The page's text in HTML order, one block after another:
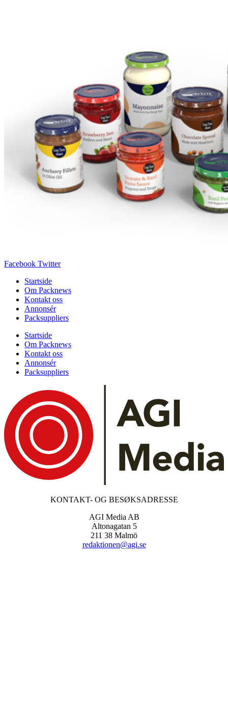
Facebook Twitter
Startside
Om Packnews
Kontakt oss
Annonsér
Packsuppliers
Startside
Om Packnews
Kontakt oss
Annonsér
Packsuppliers
KONTAKT- OG BESØKSADRESSE
AGI Media AB
Altonagatan 5
211 38 Malmö
redaktionen@agi.se